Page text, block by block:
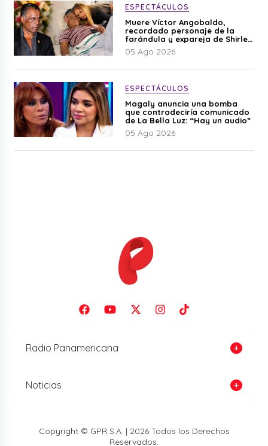
ESPECTÁCULOS
Muere Víctor Angobaldo,
recordado personaje de la
farándula y expareja de Shirley
Cherres
05 Ago 2026
ESPECTÁCULOS
Magaly anuncia una bomba
que contradeciría comunicado
de La Bella Luz: “Hay un audio”
05 Ago 2026
Radio Panamericana
Noticias
Copyright © GPR S.A. | 2026 Todos los Derechos
Reservados.